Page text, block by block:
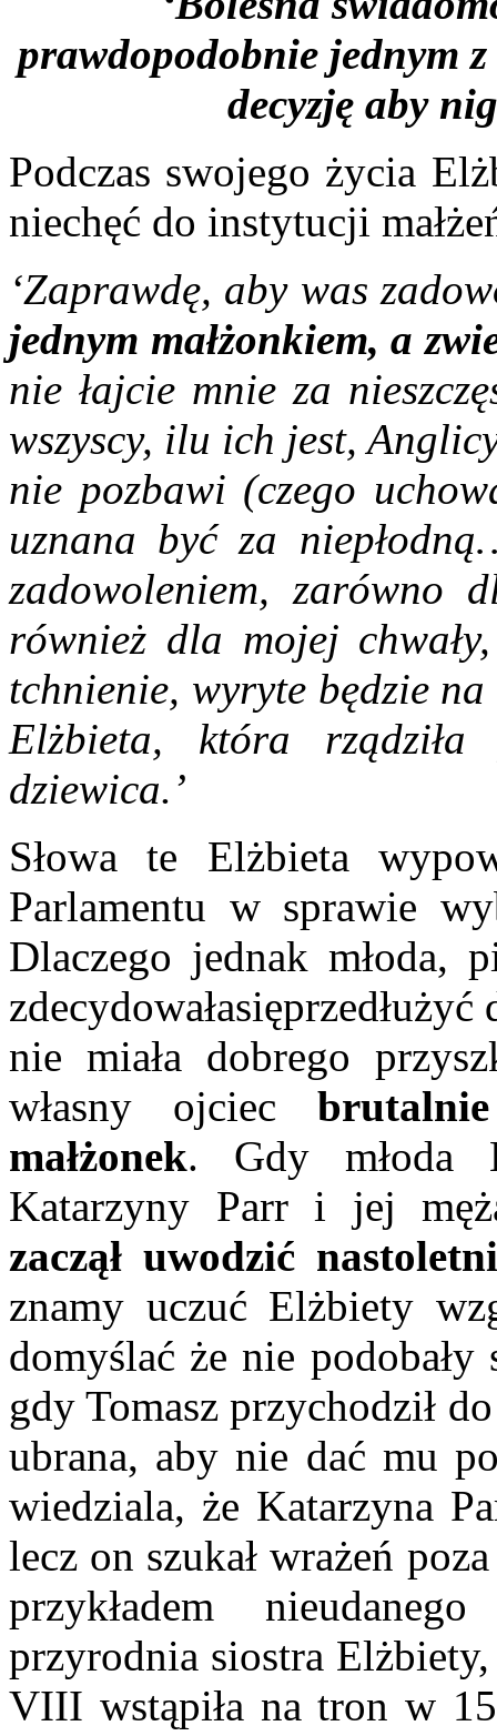
prawdopodobnie jednym
decyzję aby
Podczas swojego życia
niechęć do instytucji
‘Zaprawdę, aby was
jednym małżonkiem, a
nie łajcie mnie za
wszyscy, ilu ich jest,
nie pozbawi (czego
uznana być za
zadowoleniem, zarówno
również dla mojej
tchnienie, wyryte będzie
Elżbieta, która
dziewica.’
Słowa te Elżbieta
Parlamentu w sprawie
Dlaczego jednak młoda,
nie miała dobrego
własny ojciec
małżonek. Gdy młoda
Katarzyny Parr i jej
zaczął uwodzić
znamy uczuć Elżbiety
domyślać że nie
gdy Tomasz przychodził
ubrana, aby nie dać mu
wiedziala, że Katarzyna
lecz on szukał wrażeń
przykładem
przyrodnia siostra
VIII wstąpiła na tron w